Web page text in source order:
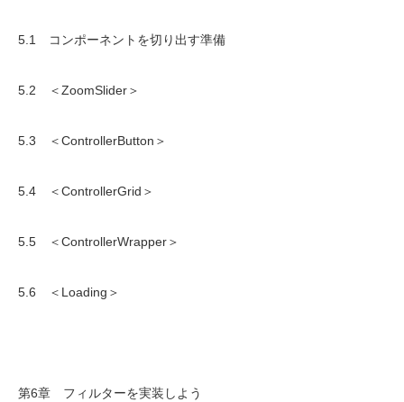
5.1 コンポーネントを切り出す準備
5.2 ＜ZoomSlider＞
5.3 ＜ControllerButton＞
5.4 ＜ControllerGrid＞
5.5 ＜ControllerWrapper＞
5.6 ＜Loading＞
第6章 フィルターを実装しよう